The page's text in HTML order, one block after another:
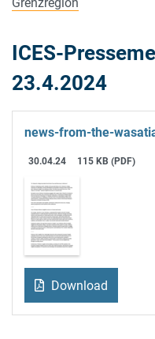
ICES-
23.4.2024
news-from-the-
30.04.24 115 KB (PDF)
Download